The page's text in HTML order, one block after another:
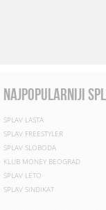
najpopularniji
SPLAV LASTA
SPLAV FREESTYLER
SPLAV SLOBODA
KLUB MONEY BEOGRAD
SPLAV LETO
SPLAV SINDIKAT